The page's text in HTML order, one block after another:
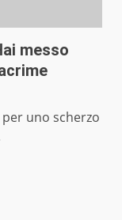
messo
uno scherzo